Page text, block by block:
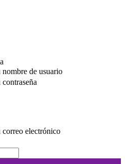
nombre de usuario
contraseña
correo electrónico